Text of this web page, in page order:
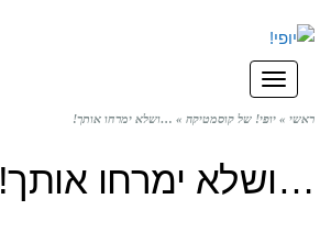
תפריט
ראשי » יופי! של קוסמטיקה » …ושלא ימרחו אותך!
…ושלא ימרחו אותך!